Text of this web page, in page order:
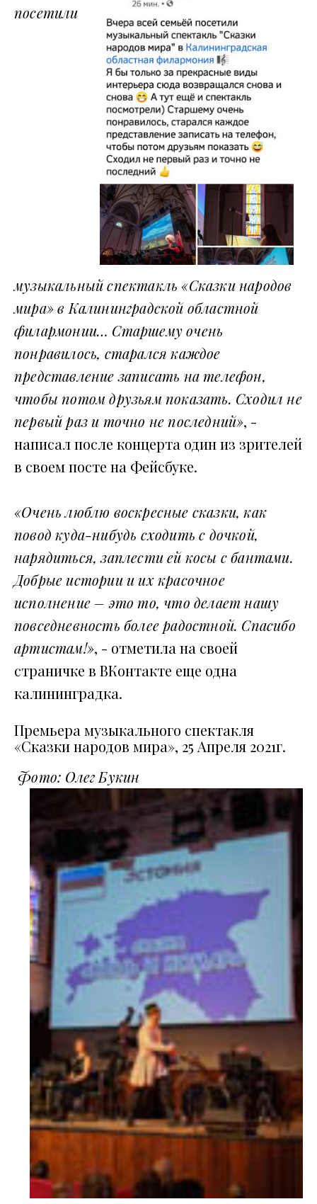
посетили
музыкальный спектакль «Сказки народов
мира» в Калининградской областной
филармонии… Старшему очень
понравилось, старался каждое
представление записать на телефон,
чтобы потом друзьям показать. Сходил не
первый раз и точно не последний», -
написал после концерта один из зрителей
в своем посте на Фейсбуке.
«Очень люблю воскресные сказки, как
повод куда-нибудь сходить с дочкой,
нарядиться, заплести ей косы с бантами.
Добрые истории и их красочное
исполнение – это то, что делает нашу
повседневность более радостной. Спасибо
артистам!», - отметила на своей
страничке в ВКонтакте еще одна
калининградка.
Премьера музыкального спектакля
«Сказки народов мира», 25 Апреля 2021г.
Фото: Олег Букин